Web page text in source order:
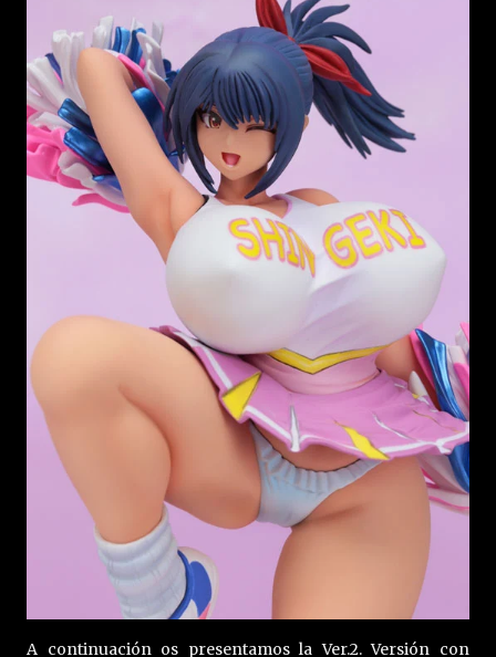
A continuación os presentamos la Ver.2. Versión con